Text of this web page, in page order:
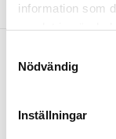
information som
Nödvändig
Inställningar
Om oss
Upphandlingar